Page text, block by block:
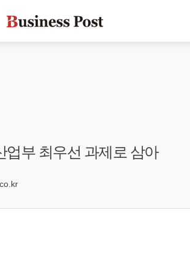
업부 최우선 과제로 삼아